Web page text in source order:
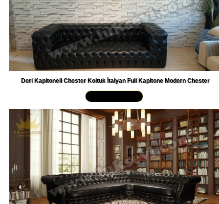
Deri Kapitoneli Chester Koltuk İtalyan Full Kapitone Modern Chester